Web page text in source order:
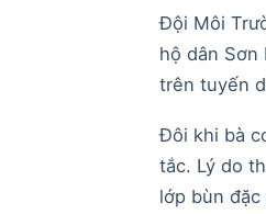
Đội Môi
hộ dân
trên tuyến
Đôi khi bà
tắc. Lý do
lớp bùn